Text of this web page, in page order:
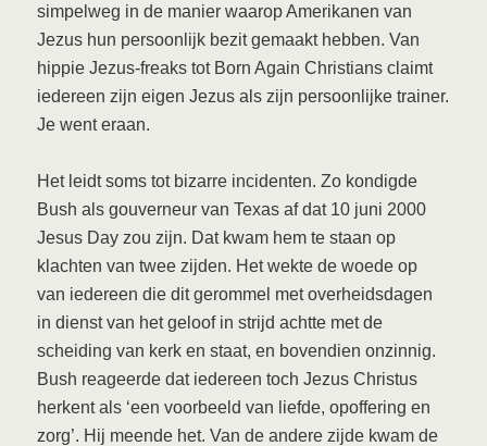
simpelweg in de manier waarop Amerikanen van
Jezus hun persoonlijk bezit gemaakt hebben. Van
hippie Jezus-freaks tot Born Again Christians claimt
iedereen zijn eigen Jezus als zijn persoonlijke trainer.
Je went eraan.
Het leidt soms tot bizarre incidenten. Zo kondigde
Bush als gouverneur van Texas af dat 10 juni 2000
Jesus Day zou zijn. Dat kwam hem te staan op
klachten van twee zijden. Het wekte de woede op
van iedereen die dit gerommel met overheidsdagen
in dienst van het geloof in strijd achtte met de
scheiding van kerk en staat, en bovendien onzinnig.
Bush reageerde dat iedereen toch Jezus Christus
herkent als ‘een voorbeeld van liefde, opoffering en
zorg’. Hij meende het. Van de andere zijde kwam de